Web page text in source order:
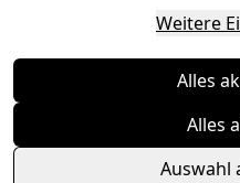
Weitere
Alles
Alles
Auswahl
© Massivholzmöbel